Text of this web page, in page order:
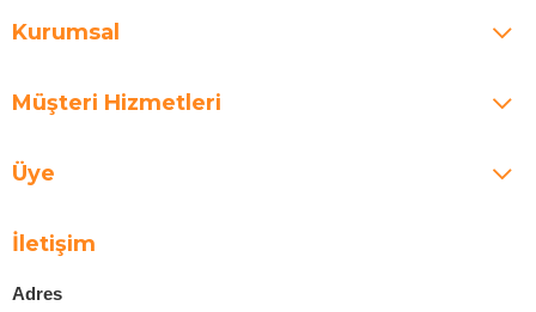
Kurumsal
Müşteri Hizmetleri
Üye
İletişim
Adres